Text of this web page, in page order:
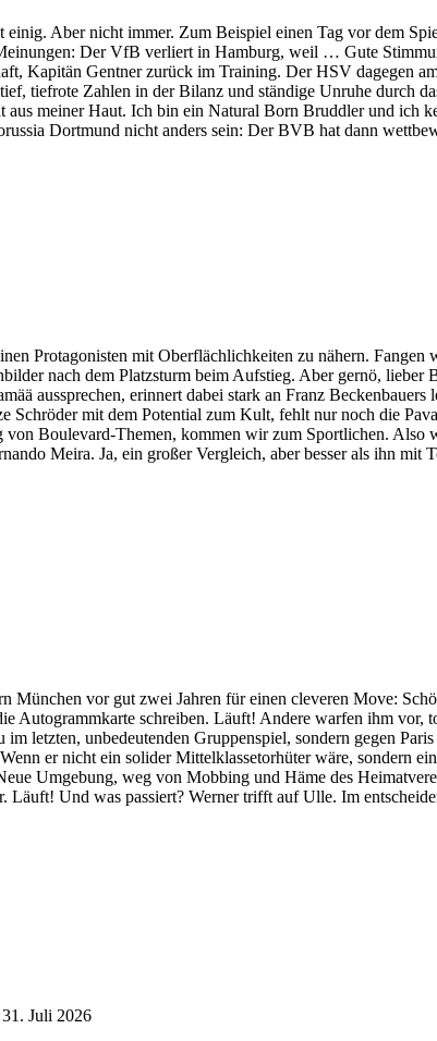
Aber nicht immer. Zum Beispiel einen Tag vor dem
Der VfB verliert in Hamburg, weil … Gute
Kapitän Gentner zurück im Training. Der HSV dagegen
tiefrote Zahlen in der Bilanz und ständige Unruhe durch
aus meiner Haut. Ich bin ein Natural Born Bruddler und
Dortmund nicht anders sein: Der BVB hat dann
Protagonisten mit Oberflächlichkeiten zu nähern.
nach dem Platzsturm beim Aufstieg. Aber gernö,
aussprechen, erinnert dabei stark an Franz
Schröder mit dem Potential zum Kult, fehlt nur noch die
Boulevard-Themen, kommen wir zum Sportlichen.
Meira. Ja, ein großer Vergleich, aber besser als ihn
München vor gut zwei Jahren für einen cleveren Move:
Autogrammkarte schreiben. Läuft! Andere warfen ihm
letzten, unbedeutenden Gruppenspiel, sondern gegen
er nicht ein solider Mittelklassetorhüter wäre, sondern
Umgebung, weg von Mobbing und Häme des
Läuft! Und was passiert? Werner trifft auf Ulle. Im
31. Juli 2026